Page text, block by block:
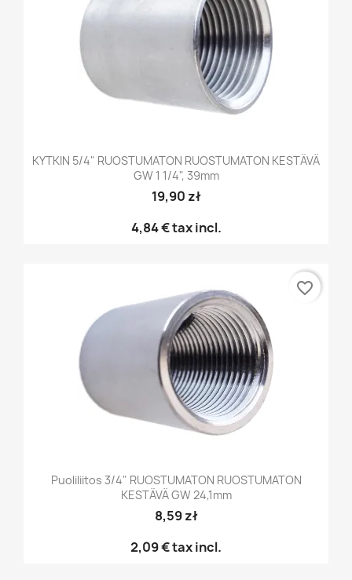
KYTKIN 5/4" RUOSTUMATON RUOSTUMATON KESTÄVÄ
GW 1 1/4", 39mm
19,90 zł
4,84 €tax incl.
Puoliliitos 3/4" RUOSTUMATON RUOSTUMATON
KESTÄVÄ GW 24,1mm
8,59 zł
2,09 €tax incl.
favorite_border